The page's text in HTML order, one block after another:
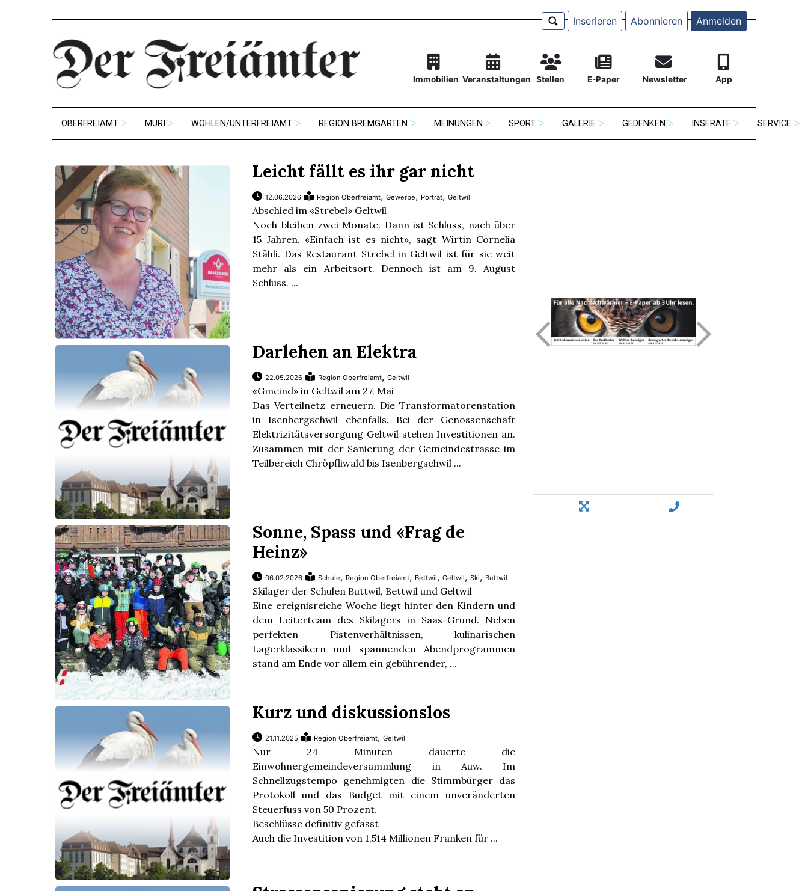
Inserieren Abonnieren Anmelden
Immobilien Veranstaltungen Stellen E-Paper Newsletter App
OBERFREIAMT MURI WOHLEN/UNTERFREIAMT REGION BREMGARTEN MEINUNGEN SPORT GALERIE GEDENKEN INSERATE SERVICE
Leicht fällt es ihr gar nicht
12.06.2026 Region Oberfreiamt,Gewerbe, Porträt,Geltwil
Abschied im «Strebel» Geltwil
Noch bleiben zwei Monate. Dann ist Schluss, nach über
15 Jahren. «Einfach ist es nicht», sagt Wirtin Cornelia
Stähli. Das Restaurant Strebel in Geltwil ist für sie weit
mehr als ein Arbeitsort. Dennoch ist am 9. August
Schluss. ...
Darlehen an Elektra
22.05.2026 Region Oberfreiamt,Geltwil
«Gmeind» in Geltwil am 27. Mai
Das Verteilnetz erneuern. Die Transformatorenstation
in Isenbergschwil ebenfalls. Bei der Genossenschaft
Elektrizitätsversorgung Geltwil stehen Investitionen an.
Zusammen mit der Sanierung der Gemeindestrasse im
Teilbereich Chröpfliwald bis Isenbergschwil ...
Sonne, Spass und «Frag de
Heinz»
06.02.2026 Schule, Region Oberfreiamt, Bettwil,Geltwil,Ski, Buttwil
Skilager der Schulen Buttwil, Bettwil und Geltwil
Eine ereignisreiche Woche liegt hinter den Kindern und
dem Leiterteam des Skilagers in Saas-Grund. Neben
perfekten Pistenverhältnissen, kulinarischen
Lagerklassikern und spannenden Abendprogrammen
stand am Ende vor allem ein gebührender, ...
Kurz und diskussionslos
21.11.2025 Region Oberfreiamt,Geltwil
Nur 24 Minuten dauerte die
Einwohnergemeindeversammlung in Auw. Im
Schnellzugstempo genehmigten die Stimmbürger das
Protokoll und das Budget mit einem unveränderten
Steuerfuss von 50 Prozent.
Beschlüsse definitiv gefasst
Auch die Investition von 1,514 Millionen Franken für ...